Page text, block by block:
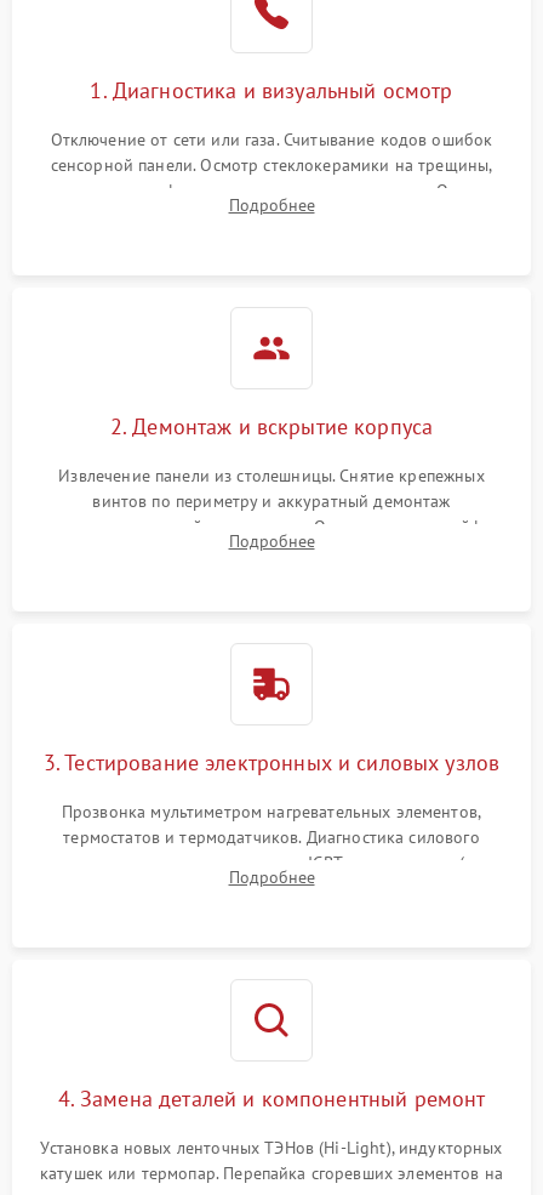
1. Диагностика и визуальный осмотр
Отключение от сети или газа. Считывание кодов ошибок
сенсорной панели. Осмотр стеклокерамики на трещины,
проверка конфорок на равномерность нагрева. Опрос
клиента о симптомах (не включается, не видит посуду,
Подробнее
2. Демонтаж и вскрытие корпуса
Извлечение панели из столешницы. Снятие крепежных
винтов по периметру и аккуратный демонтаж
стеклокерамической поверхности. Отсоединение шлейфов
сенсорного блока для доступа к силовым платам, катушкам
Подробнее
3. Тестирование электронных и силовых узлов
Прозвонка мультиметром нагревательных элементов,
термостатов и термодатчиков. Диагностика силового
модуля, реле, диодных мостов и IGBT-транзисторов (для
индукции). Проверка кранов и газ-контроля (для газовых
Подробнее
4. Замена деталей и компонентный ремонт
Установка новых ленточных ТЭНов (Hi-Light), индукторных
катушек или термопар. Перепайка сгоревших элементов на